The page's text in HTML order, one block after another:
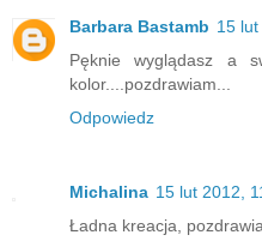
Barbara Bastamb 15
Pęknie wyglądasz a
kolor....pozdrawiam...
Odpowiedz
Michalina 15 lut 2012,
Ładna kreacja,